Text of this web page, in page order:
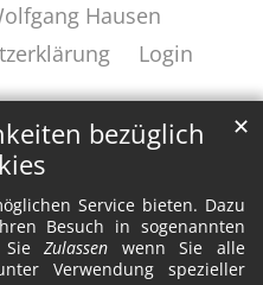
bezüglich
Service bieten. Dazu
Besuch in sogenannten
SieZulassen wenn Sie alle
Verwendung spezieller
✕
Hausen
Login